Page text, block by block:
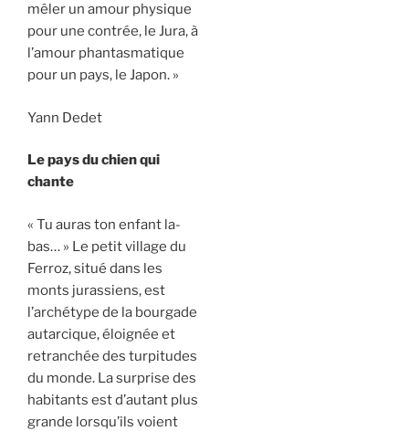
mêler un amour physique
pour une contrée, le Jura, à
l’amour phantasmatique
pour un pays, le Japon. »
Yann Dedet
Le pays du chien qui
chante
« Tu auras ton enfant la-
bas… » Le petit village du
Ferroz, situé dans les
monts jurassiens, est
l’archétype de la bourgade
autarcique, éloignée et
retranchée des turpitudes
du monde. La surprise des
habitants est d’autant plus
grande lorsqu’ils voient